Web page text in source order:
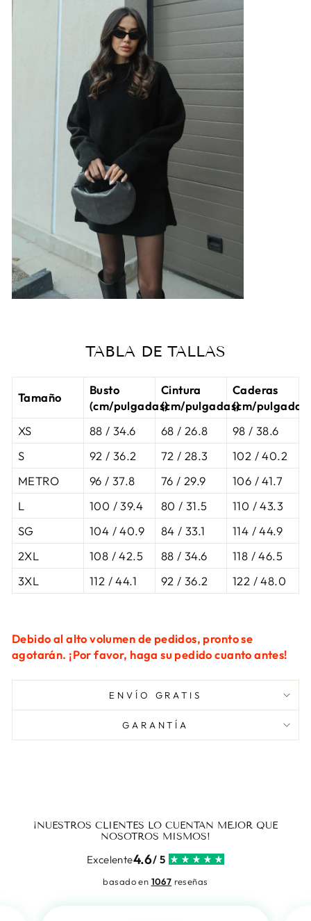
TABLA DE TALLAS
Tamaño
Busto
(cm/pulgadas)
Cintura
(cm/pulgadas)
Caderas
(cm/pulgadas)
XS
88 / 34.6 68 / 26.8
98 / 38.6
S
92 / 36.2 72 / 28.3
102 / 40.2
METRO
96 / 37.8 76 / 29.9
106 / 41.7
L
100 / 39.4 80 / 31.5
110 / 43.3
SG
104 / 40.9 84 / 33.1
114 / 44.9
2XL
108 / 42.5 88 / 34.6
118 / 46.5
3XL
112 / 44.1 92 / 36.2 122 / 48.0
Debido al alto volumen de pedidos, pronto se
agotarán. ¡Por favor, haga su pedido cuanto antes!
ENVÍO GRATIS
GARANTÍA
¡NUESTROS CLIENTES LO CUENTAN MEJOR QUE
NOSOTROS MISMOS!
Excelente4.6/ 5
basado en 1067 reseñas